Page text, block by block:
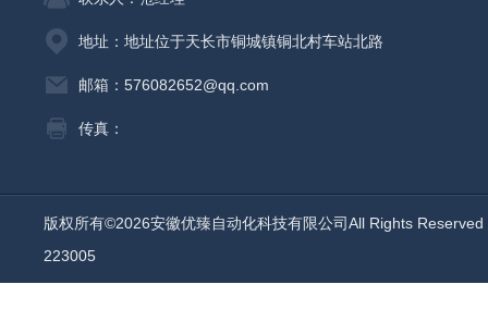
地址：地址位于天长市铜城镇铜北村车站北路
邮箱：576082652@qq.com
传真：
版权所有©2026安徽优臻自动化科技有限公司All Rights
223005